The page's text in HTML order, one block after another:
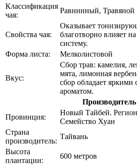
Классификация
чая:
Равнинный, Травяной
Свойства чая:
Оказывает
благотворно влияет
систему.
Форма листа:
Мелколистовой
Вкус:
Сбор трав: камелия,
мята, лимонная
сбор обладает
ароматом.
Производитель
Провинция:
Новый Тайбей.
Семейство Хуан
Страна
производитель:
Тайвань
Высота
плантации:
600 метров